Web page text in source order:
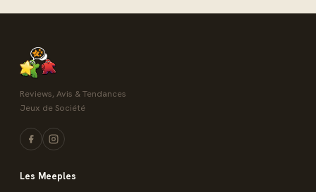
Reviews, Avis & Tendances
Jeux de Société
Les Meeples